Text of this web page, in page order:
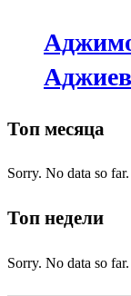
Топ месяца
Sorry. No data so far.
Топ недели
Sorry. No data so far.